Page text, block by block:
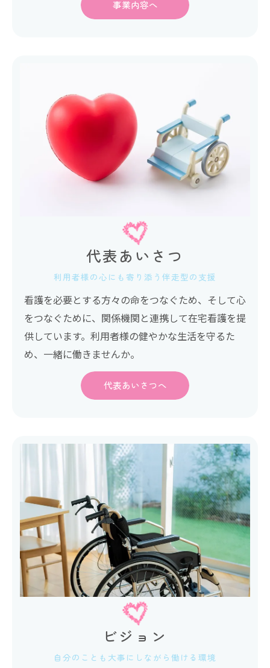
事業内容へ
代表あいさつ
利用者様の心にも寄り添う伴走型の支援
看護を必要とする方々の命をつなぐため、そして心
をつなぐために、関係機関と連携して在宅看護を提
供しています。利用者様の健やかな生活を守るた
め、一緒に働きませんか。
代表あいさつへ
ビジョン
自分のことも大事にしながら働ける環境